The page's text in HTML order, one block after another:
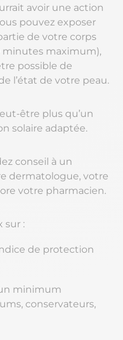
avoir une action
pouvez exposer
de votre corps
minutes maximum),
possible de
l’état de votre peau.
être plus qu’un
solaire adaptée.
conseil à un
dermatologue, votre
votre pharmacien.
sur :
de protection
minimum
conservateurs,